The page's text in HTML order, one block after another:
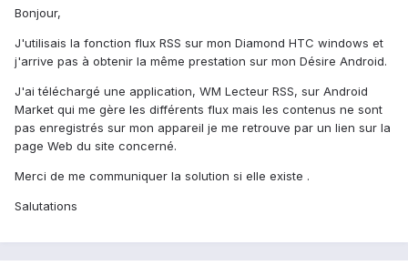
Bonjour,
J'utilisais la fonction flux RSS sur mon Diamond HTC windows et
j'arrive pas à obtenir la même prestation sur mon Désire Android.
J'ai téléchargé une application, WM Lecteur RSS, sur Android
Market qui me gère les différents flux mais les contenus ne sont
pas enregistrés sur mon appareil je me retrouve par un lien sur la
page Web du site concerné.
Merci de me communiquer la solution si elle existe .
Salutations